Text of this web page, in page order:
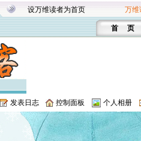
设万维读者为首页 万维
首 页
发表日志 控制面板 个人相册